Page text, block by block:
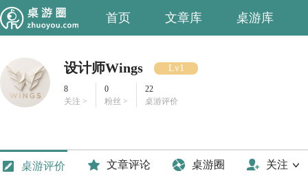
首页 文章库 桌游库
设计师Wings Lv1
8
关注 >
0
粉丝 >
22
桌游评价
桌游评价 文章评论 桌游圈 关注